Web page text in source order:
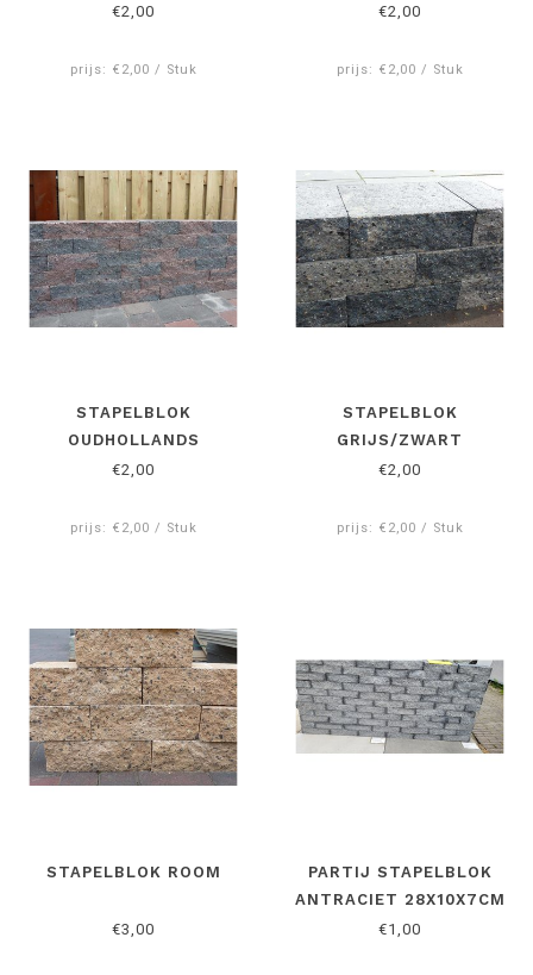
€2,00
prijs: €2,00 / Stuk
€2,00
prijs: €2,00 / Stuk
STAPELBLOK
OUDHOLLANDS
€2,00
prijs: €2,00 / Stuk
STAPELBLOK
GRIJS/ZWART
€2,00
prijs: €2,00 / Stuk
STAPELBLOK ROOM
€3,00
PARTIJ STAPELBLOK
ANTRACIET 28X10X7CM
€1,00